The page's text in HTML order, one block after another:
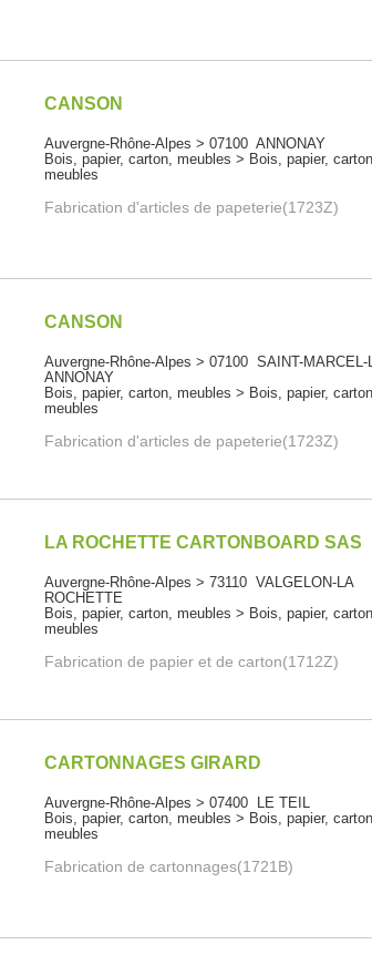
CANSON
Auvergne-Rhône-Alpes > 07100 ANNONAY
Bois, papier, carton, meubles > Bois, papier,
meubles
Fabrication d'articles de papeterie(1723Z)
CANSON
Auvergne-Rhône-Alpes > 07100 SAINT-MARCEL-
ANNONAY
Bois, papier, carton, meubles > Bois, papier,
meubles
Fabrication d'articles de papeterie(1723Z)
LA ROCHETTE CARTONBOARD SAS
Auvergne-Rhône-Alpes > 73110 VALGELON-LA
ROCHETTE
Bois, papier, carton, meubles > Bois, papier,
meubles
Fabrication de papier et de carton(1712Z)
CARTONNAGES GIRARD
Auvergne-Rhône-Alpes > 07400 LE TEIL
Bois, papier, carton, meubles > Bois, papier,
meubles
Fabrication de cartonnages(1721B)